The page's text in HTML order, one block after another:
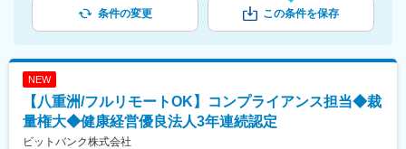
条件の変更 この条件を保存
NEW
【八重洲/フルリモートOK】コンプライアンス担当◆裁
量権大◆健康経営優良法人3年連続認定
ビットバンク株式会社